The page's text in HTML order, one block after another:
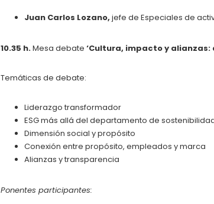
Juan Carlos Lozano, jefe de Especiales de
10.35 h.Mesa debate‘Cultura, impacto y alianzas:
Temáticas de debate:
Liderazgo transformador
ESG más allá del departamento de
Dimensión social y propósito
Conexión entre propósito, empleados y marca
Alianzas y transparencia
Ponentes participantes: